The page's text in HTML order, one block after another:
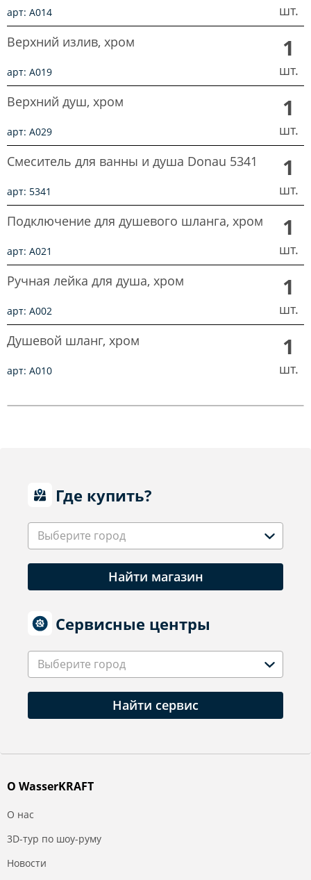
арт: A014
шт.
Верхний излив, хром
арт: A019
1
шт.
Верхний душ, хром
арт: A029
1
шт.
Смеситель для ванны и душа Donau 5341
арт: 5341
1
шт.
Подключение для душевого шланга, хром
арт: A021
1
шт.
Ручная лейка для душа, хром
арт: A002
1
шт.
Душевой шланг, хром
арт: A010
1
шт.
Где купить?
Выберите город
Найти магазин
Сервисные центры
Выберите город
Найти сервис
О WasserKRAFT
О нас
3D-тур по шоу-руму
Новости